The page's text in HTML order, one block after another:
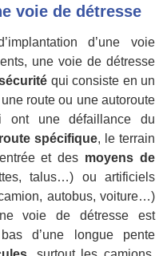
voie de détresse
d’une voie
une voie de détresse
qui consiste en un
route ou une autoroute
ont une défaillance du
route spécifique, le terrain
et des moyens de
talus…) ou artificiels
autobus, voiture…)
voie de détresse est
d’une longue pente